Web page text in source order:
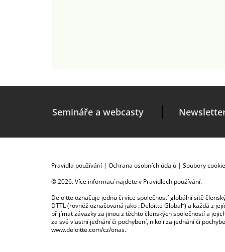
Semináře a webcasty
Pravidla používání | Ochrana osobních údajů | Soubory
© 2026. Více informací najdete v Pravidlech používání.
Deloitte označuje jednu či více společností globální sítě
DTTL (rovněž označovaná jako „Deloitte Global“) a každá z
přijímat závazky za jinou z těchto členských společností a
za své vlastní jednání či pochybení, nikoli za jednání či
www.deloitte.com/cz/onas.